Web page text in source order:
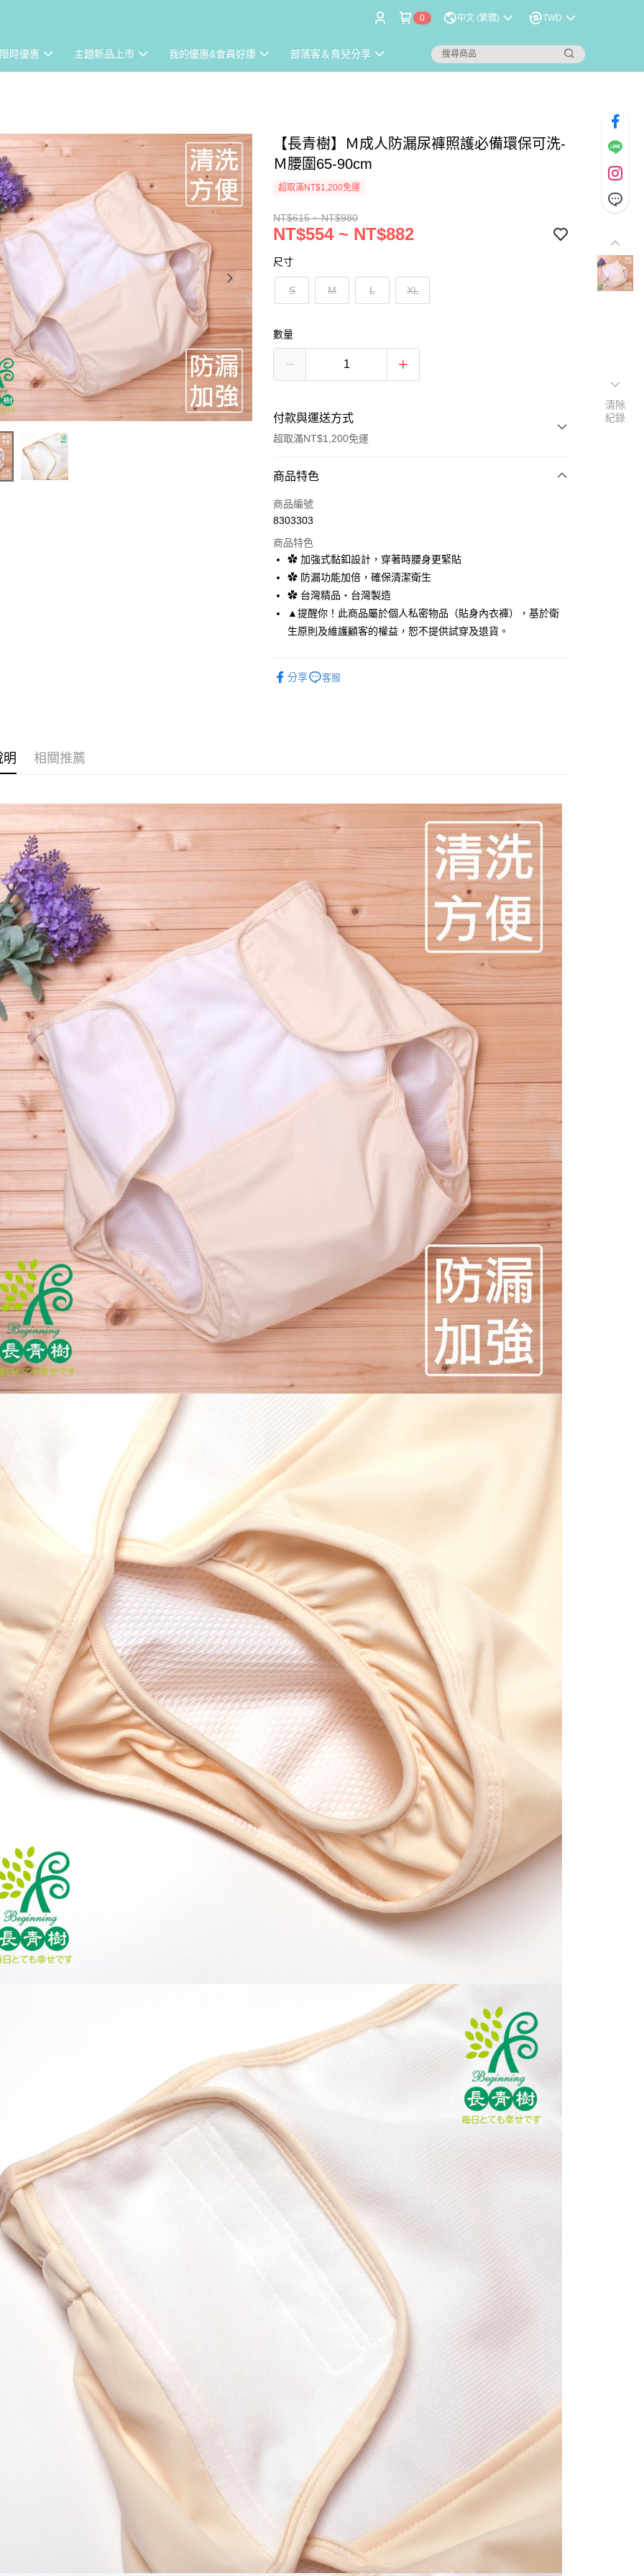
0 中文 (繁體) TWD
時優惠 主題新品上市 我的優惠&會員好康 部落客＆育兒分享
【長青樹】Ｍ成人防漏尿褲照護必備環保可洗-
Ｍ腰圍65-90cm
超取滿NT$1,200免運
NT$615 ~ NT$980
NT$554 ~ NT$882
尺寸
S M L XL
數量
付款與運送方式
超取滿NT$1,200免運
付款方式
信用卡一次付款
LINE Pay
Apple Pay
ATM付款
全家取貨付款
付款後7-11取貨
每筆NT$65，滿NT$1,200(含以上)免運費
宅配
每筆NT$90，滿NT$1,500(含以上)免運費
宅配離島（澎湖金門馬祖小琉球）
每筆NT$90，滿NT$1,500(含以上)免運費
商品特色
商品編號
8303303
商品特色
✿ 加強式黏釦設計，穿著時腰身更緊貼
✿ 防漏功能加倍，確保清潔衛生
✿ 台灣精品・台灣製造
▲提醒你！此商品屬於個人私密物品（貼身內衣褲），基於衛
生原則及維護顧客的權益，恕不提供試穿及退貨。
分享 客服
明 相關推薦
清除
紀錄